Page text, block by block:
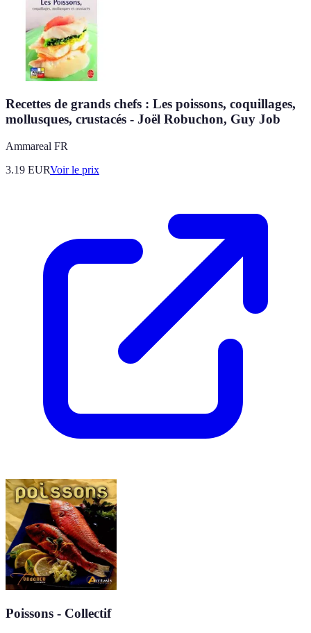
Recettes de grands chefs : Les poissons, coquillages,
mollusques, crustacés - Joël Robuchon, Guy Job
Ammareal FR
3.19 EURVoir le prix
Poissons - Collectif